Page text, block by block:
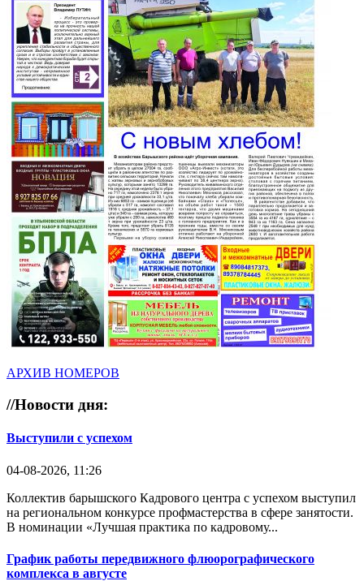
АРХИВ НОМЕРОВ
//Новости дня:
Выступили с успехом
04-08-2026, 11:26
Коллектив барышского Кадрового центра с успехом выступил
на региональном конкурсе профмастерства в сфере занятости.
В номинации «Лучшая практика по кадровому...
График работы передвижного флюорографического
комплекса в августе